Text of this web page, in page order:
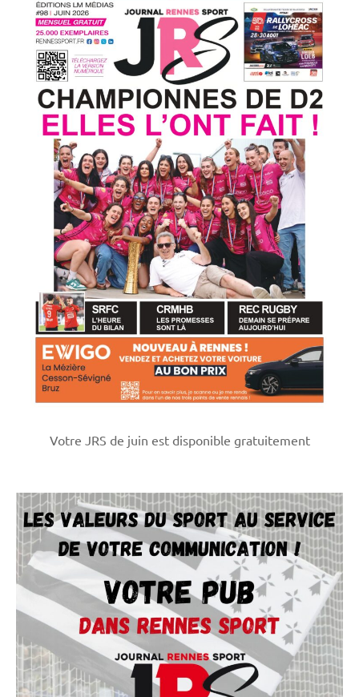
Votre JRS de juin est disponible gratuitement